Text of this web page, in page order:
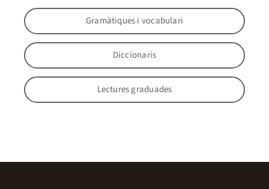
Gramàtiques i vocabulari
Diccionaris
Lectures graduades